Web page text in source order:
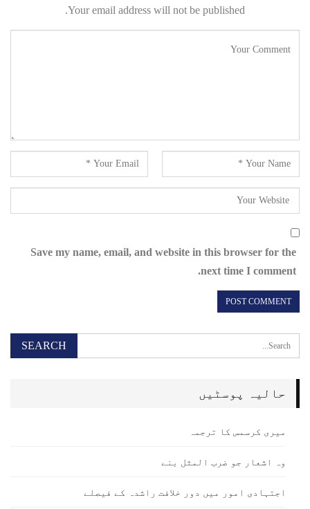
Your email address will not be published.
Save my name, email, and website in this browser for the
next time I comment.
حالیہ پوسٹیں
میری کرسمس کا ترجمہ
وہ اشعار جو ضرب المثل بنے
اجتہادی امور میں دور خلافت راشدہ کے فیصلے